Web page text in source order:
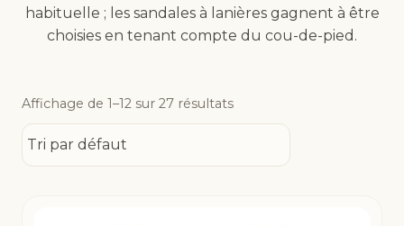
habituelle ; les sandales à lanières gagnent à être
choisies en tenant compte du cou-de-pied.
Affichage de 1–12 sur 27 résultats